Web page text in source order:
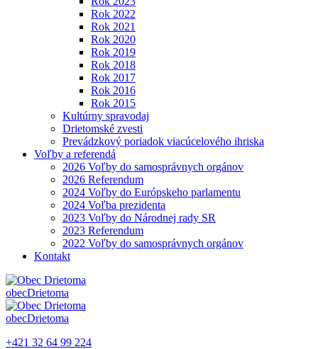
Rok 2022
Rok 2021
Rok 2020
Rok 2019
Rok 2018
Rok 2017
Rok 2016
Rok 2015
Kultúrny spravodaj
Drietomské zvesti
Prevádzkový poriadok viacúcelového ihriska
Voľby a referendá
2026 Voľby do samosprávnych orgánov
2026 Referendum
2024 Voľby do Európskeho parlamentu
2024 Voľba prezidenta
2023 Voľby do Národnej rady SR
2023 Referendum
2022 Voľby do samosprávnych orgánov
Kontakt
obecDrietoma
obecDrietoma
+421 32 64 99 224